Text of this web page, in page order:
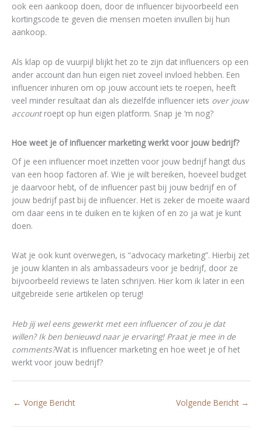
ook een aankoop doen, door de influencer bijvoorbeeld een
kortingscode te geven die mensen moeten invullen bij hun
aankoop.
Als klap op de vuurpijl blijkt het zo te zijn dat influencers op een
ander account dan hun eigen niet zoveel invloed hebben. Een
influencer inhuren om op jouw account iets te roepen, heeft
veel minder resultaat dan als diezelfde influencer iets over jouw
accountroept op hun eigen platform. Snap je ‘m nog?
Hoe weet je of influencer marketing werkt voor jouw bedrijf?
Of je een influencer moet inzetten voor jouw bedrijf hangt dus
van een hoop factoren af. Wie je wilt bereiken, hoeveel budget
je daarvoor hebt, of de influencer past bij jouw bedrijf en of
jouw bedrijf past bij de influencer. Het is zeker de moeite waard
om daar eens in te duiken en te kijken of en zo ja wat je kunt
doen.
Wat je ook kunt overwegen, is “advocacy marketing”. Hierbij zet
je jouw klanten in als ambassadeurs voor je bedrijf, door ze
bijvoorbeeld reviews te laten schrijven. Hier kom ik later in een
uitgebreide serie artikelen op terug!
Heb jij wel eens gewerkt met een influencer of zou je dat
willen? Ik ben benieuwd naar je ervaring! Praat je mee in de
comments?Wat is influencer marketing en hoe weet je of het
werkt voor jouw bedrijf?
← Vorige Bericht Volgende Bericht →